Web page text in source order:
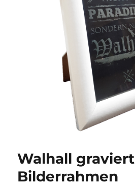
Walhall graviert
Bilderrahmen